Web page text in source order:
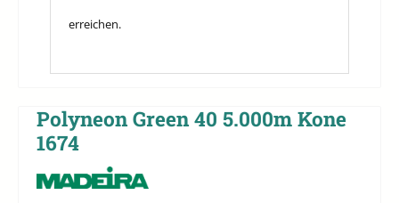
erreichen.
Polyneon Green 40 5.000m Kone
1674